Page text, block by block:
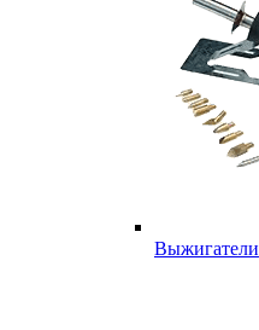
Выжигатели